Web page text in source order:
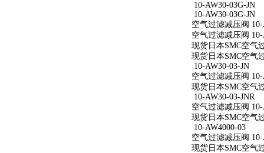
10-AW30-03G-JN
10-AW30-03G-JN
空气过滤减压阀 10-
空气过滤减压阀 10-
现货日本SMC空气
现货日本SMC空气
10-AW30-03-JN
空气过滤减压阀 10-
现货日本SMC空气
10-AW30-03-JNR
空气过滤减压阀 10-
现货日本SMC空气
10-AW4000-03
空气过滤减压阀 10-
现货日本SMC空气